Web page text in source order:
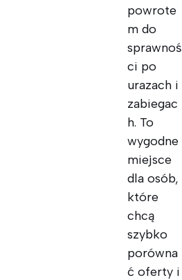
powrote
m do
sprawnoś
ci po
urazach i
zabiegac
h. To
wygodne
miejsce
dla osób,
które
chcą
szybko
porówna
ć oferty i